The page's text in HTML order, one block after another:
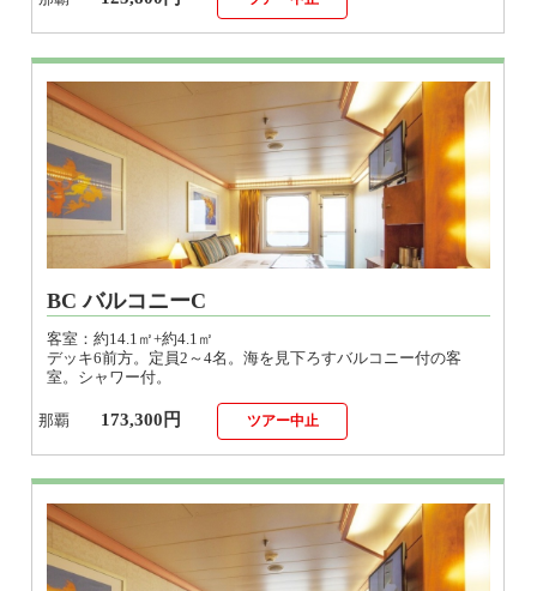
BC バルコニーC
客室：約14.1㎡+約4.1㎡
デッキ6前方。定員2～4名。海を見下ろすバルコニー付の客
室。シャワー付。